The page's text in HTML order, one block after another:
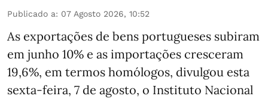
Publicado a: 07 Agosto 2026, 10:52
As exportações de bens portugueses subiram
em junho 10% e as importações cresceram
19,6%, em termos homólogos, divulgou esta
sexta-feira, 7 de agosto, o Instituto Nacional